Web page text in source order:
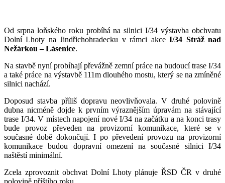
Od srpna loňského roku probíhá na silnici I/34 výstavba obchvatu
Dolní Lhoty na Jindřichohradecku v rámci akceI/34 Stráž nad
Nežárkou – Lásenice.
Na stavbě nyní probíhají převážně zemní práce na budoucí trase I/34
a také práce na výstavbě 111m dlouhého mostu, který se na zmíněné
silnici nachází.
Doposud stavba příliš dopravu neovlivňovala. V druhé polovině
dubna nicméně dojde k prvním výraznějším úpravám na stávající
trase I/34. V místech napojení nové I/34 na začátku a na konci trasy
bude provoz převeden na provizorní komunikace, které se v
současné době dokončují. I po převedení provozu na provizorní
komunikace budou dopravní omezení na současné silnici I/34
naštěstí minimální.
Zcela zprovoznit obchvat Dolní Lhoty plánuje ŘSD ČR v druhé
polovině příštího roku.